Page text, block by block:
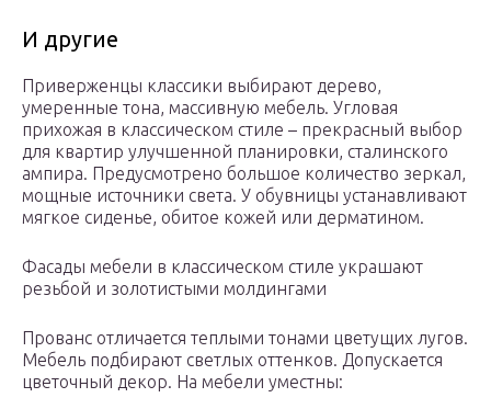
И другие
Приверженцы классики выбирают дерево,
умеренные тона, массивную мебель. Угловая
прихожая в классическом стиле – прекрасный выбор
для квартир улучшенной планировки, сталинского
ампира. Предусмотрено большое количество зеркал,
мощные источники света. У обувницы устанавливают
мягкое сиденье, обитое кожей или дерматином.
Фасады мебели в классическом стиле украшают
резьбой и золотистыми молдингами
Прованс отличается теплыми тонами цветущих лугов.
Мебель подбирают светлых оттенков. Допускается
цветочный декор. На мебели уместны: